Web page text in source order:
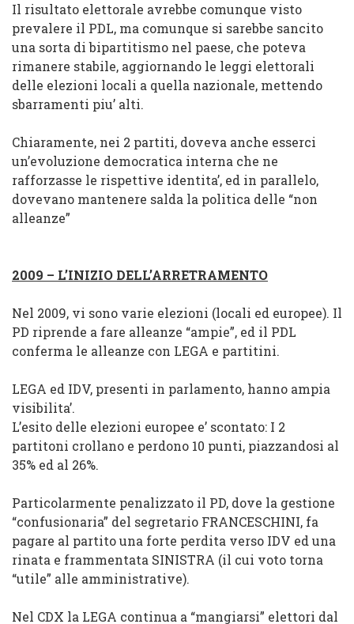
Il risultato elettorale avrebbe comunque visto
prevalere il PDL, ma comunque si sarebbe sancito
una sorta di bipartitismo nel paese, che poteva
rimanere stabile, aggiornando le leggi elettorali
delle elezioni locali a quella nazionale, mettendo
sbarramenti piu’ alti.
Chiaramente, nei 2 partiti, doveva anche esserci
un’evoluzione democratica interna che ne
rafforzasse le rispettive identita’, ed in parallelo,
dovevano mantenere salda la politica delle “non
alleanze”
2009 – L’INIZIO DELL’ARRETRAMENTO
Nel 2009, vi sono varie elezioni (locali ed europee). Il
PD riprende a fare alleanze “ampie”, ed il PDL
conferma le alleanze con LEGA e partitini.
LEGA ed IDV, presenti in parlamento, hanno ampia
visibilita’.
L’esito delle elezioni europee e’ scontato: I 2
partitoni crollano e perdono 10 punti, piazzandosi al
35% ed al 26%.
Particolarmente penalizzato il PD, dove la gestione
“confusionaria” del segretario FRANCESCHINI, fa
pagare al partito una forte perdita verso IDV ed una
rinata e frammentata SINISTRA (il cui voto torna
“utile” alle amministrative).
Nel CDX la LEGA continua a “mangiarsi” elettori dal